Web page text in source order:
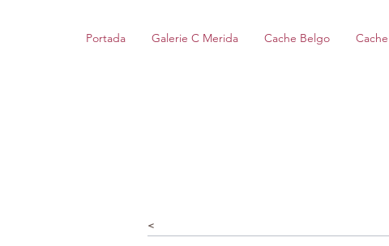
Portada Galerie C Merida Cache Belgo
<